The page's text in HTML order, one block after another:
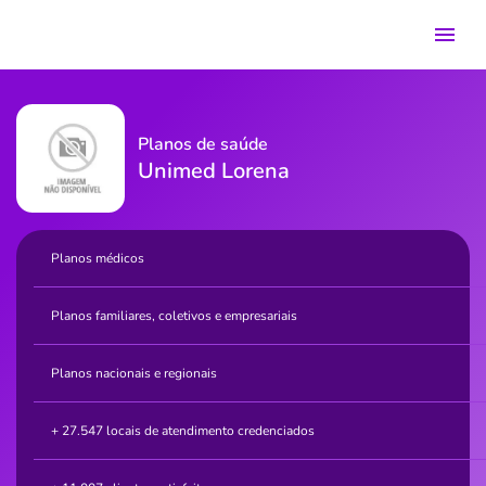
Planos de saúde
Unimed Lorena
Planos médicos
Planos familiares, coletivos e empresariais
Planos nacionais e regionais
+ 27.547 locais de atendimento credenciados